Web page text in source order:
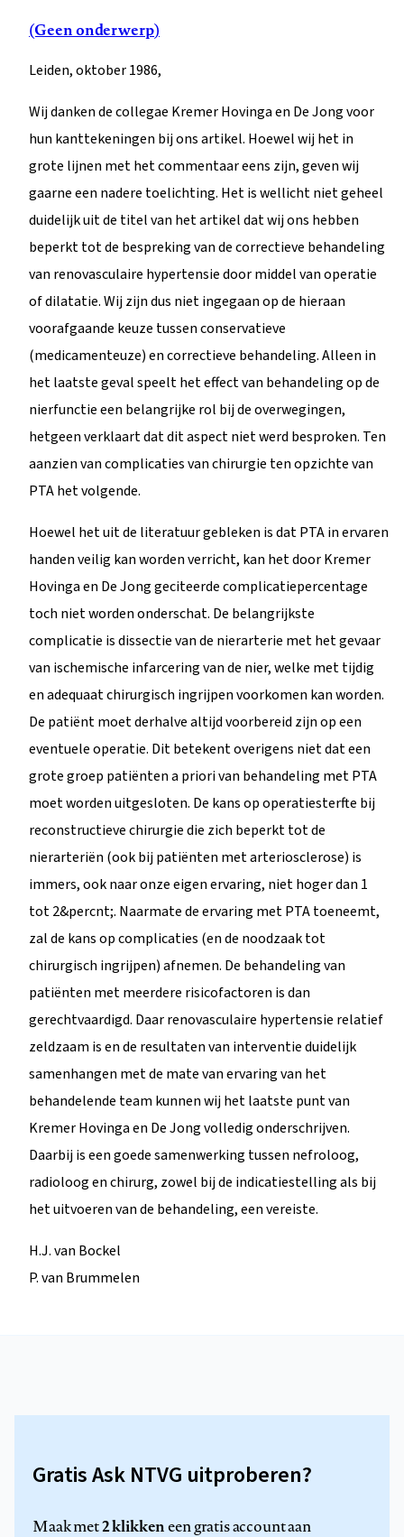
(Geen onderwerp)
Leiden, oktober 1986,
Wij danken de collegae Kremer Hovinga en De Jong voor
hun kanttekeningen bij ons artikel. Hoewel wij het in
grote lijnen met het commentaar eens zijn, geven wij
gaarne een nadere toelichting. Het is wellicht niet geheel
duidelijk uit de titel van het artikel dat wij ons hebben
beperkt tot de bespreking van de correctieve behandeling
van renovasculaire hypertensie door middel van operatie
of dilatatie. Wij zijn dus niet ingegaan op de hieraan
voorafgaande keuze tussen conservatieve
(medicamenteuze) en correctieve behandeling. Alleen in
het laatste geval speelt het effect van behandeling op de
nierfunctie een belangrijke rol bij de overwegingen,
hetgeen verklaart dat dit aspect niet werd besproken. Ten
aanzien van complicaties van chirurgie ten opzichte van
PTA het volgende.
Hoewel het uit de literatuur gebleken is dat PTA in ervaren
handen veilig kan worden verricht, kan het door Kremer
Hovinga en De Jong geciteerde complicatiepercentage
toch niet worden onderschat. De belangrijkste
complicatie is dissectie van de nierarterie met het gevaar
van ischemische infarcering van de nier, welke met tijdig
en adequaat chirurgisch ingrijpen voorkomen kan worden.
De patiënt moet derhalve altijd voorbereid zijn op een
eventuele operatie. Dit betekent overigens niet dat een
grote groep patiënten a priori van behandeling met PTA
moet worden uitgesloten. De kans op operatiesterfte bij
reconstructieve chirurgie die zich beperkt tot de
nierarteriën (ook bij patiënten met arteriosclerose) is
immers, ook naar onze eigen ervaring, niet hoger dan 1
tot 2&percnt;. Naarmate de ervaring met PTA toeneemt,
zal de kans op complicaties (en de noodzaak tot
chirurgisch ingrijpen) afnemen. De behandeling van
patiënten met meerdere risicofactoren is dan
gerechtvaardigd. Daar renovasculaire hypertensie relatief
zeldzaam is en de resultaten van interventie duidelijk
samenhangen met de mate van ervaring van het
behandelende team kunnen wij het laatste punt van
Kremer Hovinga en De Jong volledig onderschrijven.
Daarbij is een goede samenwerking tussen nefroloog,
radioloog en chirurg, zowel bij de indicatiestelling als bij
het uitvoeren van de behandeling, een vereiste.
H.J. van Bockel
P. van Brummelen
Gratis Ask NTVG uitproberen?
Maak met2 klikkeneen gratis account aan